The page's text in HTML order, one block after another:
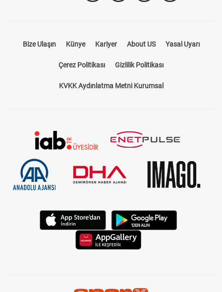
Bize Ulaşın Künye Kariyer About US Yasal Uyarı
Çerez Politikası Gizlilik Politikası
KVKK Aydınlatma Metni Kurumsal